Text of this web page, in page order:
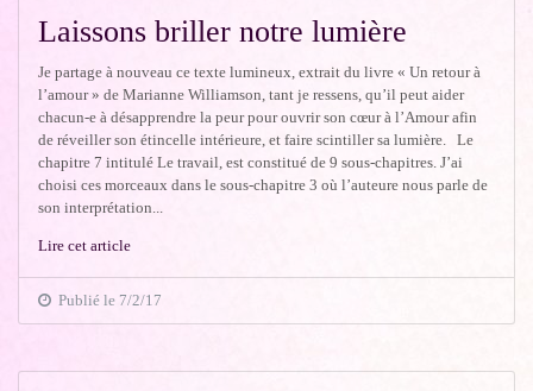
Laissons briller notre lumière
Je partage à nouveau ce texte lumineux, extrait du livre « Un retour à
l’amour » de Marianne Williamson, tant je ressens, qu’il peut aider
chacun-e à désapprendre la peur pour ouvrir son cœur à l’Amour afin
de réveiller son étincelle intérieure, et faire scintiller sa lumière. Le
chapitre 7 intitulé Le travail, est constitué de 9 sous-chapitres. J’ai
choisi ces morceaux dans le sous-chapitre 3 où l’auteure nous parle de
son interprétation...
Lire cet article
Publié le 7/2/17